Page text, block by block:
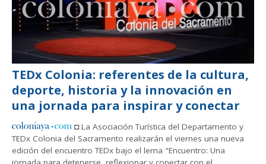
TEDx Colonia: referentes de la cultura,
deporte, historia y la innovación en
una jornada para inspirar y conectar
◘ La Asociación Turística del Departamento y
TEDx Colonia del Sacramento realizarán el viernes una nueva
edición del encuentro TEDx bajo el lema "Encuentro: Una